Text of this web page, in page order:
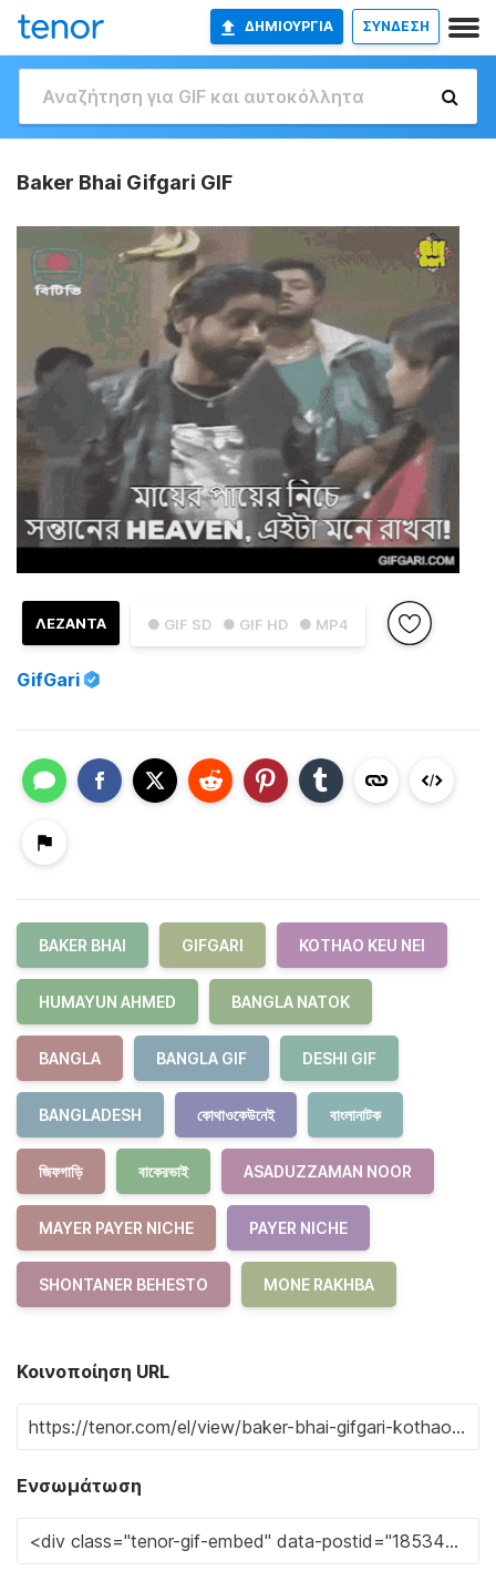
ΔΗΜΙΟΥΡΓΊΑ ΣΥΝΔΕΣΗ
Baker Bhai Gifgari GIF
● GIF SD ● GIF HD ● MP4
ΛΕΖΑΝΤΑ
GifGari
BAKER BHAI GIFGARI KOTHAO KEU NEI
HUMAYUN AHMED BANGLA NATOK
BANGLA BANGLA GIF DESHI GIF
BANGLADESH কোথাওকেউনেই বাংলানাটক
জিফগাড়ি বাকেরভাই ASADUZZAMAN NOOR
MAYER PAYER NICHE PAYER NICHE
SHONTANER BEHESTO MONE RAKHBA
Κοινοποίηση URL
Ενσωμάτωση